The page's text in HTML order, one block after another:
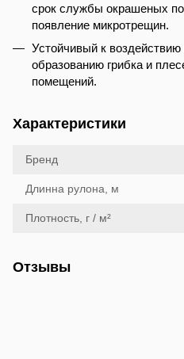
срок службы окрашеных
появление микротрещин.
Устойчивый к
образованию грибка и
помещений.
Характеристики
Бренд
Длинна рулона, м
Плотность, г / м²
Отзывы